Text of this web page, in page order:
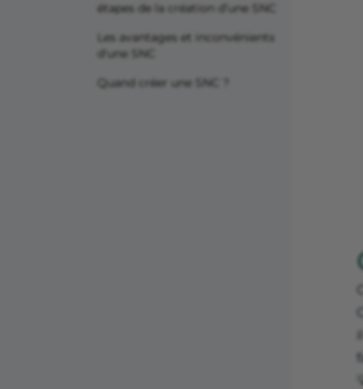
étapes de la création d’une SNC
Les avantages et inconvénients
d'une SNC
Quand créer une SNC ?